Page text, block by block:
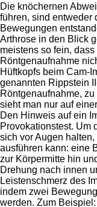
Die knöchernen
führen, sind entweder
Bewegungen
Arthrose in den Blick
meistens so fein,
Röntgenaufnahme
Hüftkopfs beim Cam-
genannten Rippstein
Röntgenaufnahme,
sieht man nur auf
Den Hinweis auf ein
Provokationstest. Um
sich vor Augen
ausführen kann: eine
zur Körpermitte hin
Drehung nach innen
Leistenschmerz des
indem zwei
werden. Zum